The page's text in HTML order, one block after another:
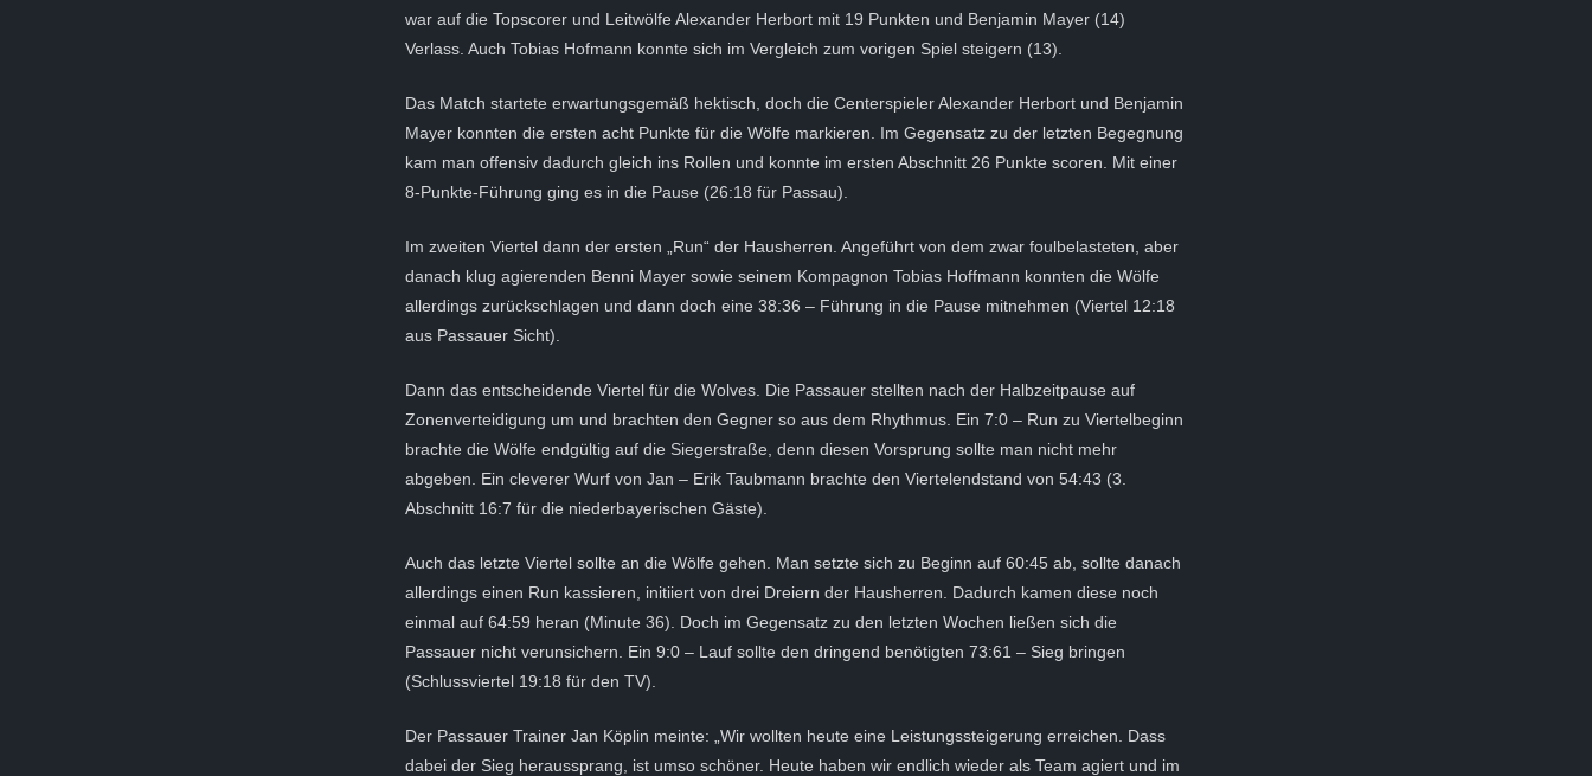
war auf die Topscorer und Leitwölfe Alexander Herbort mit 19 Punkten und Benjamin Mayer (14)
Verlass. Auch Tobias Hofmann konnte sich im Vergleich zum vorigen Spiel steigern (13).
Das Match startete erwartungsgemäß hektisch, doch die Centerspieler Alexander Herbort und Benjamin
Mayer konnten die ersten acht Punkte für die Wölfe markieren. Im Gegensatz zu der letzten Begegnung
kam man offensiv dadurch gleich ins Rollen und konnte im ersten Abschnitt 26 Punkte scoren. Mit einer
8-Punkte-Führung ging es in die Pause (26:18 für Passau).
Im zweiten Viertel dann der ersten „Run“ der Hausherren. Angeführt von dem zwar foulbelasteten, aber
danach klug agierenden Benni Mayer sowie seinem Kompagnon Tobias Hoffmann konnten die Wölfe
allerdings zurückschlagen und dann doch eine 38:36 – Führung in die Pause mitnehmen (Viertel 12:18
aus Passauer Sicht).
Dann das entscheidende Viertel für die Wolves. Die Passauer stellten nach der Halbzeitpause auf
Zonenverteidigung um und brachten den Gegner so aus dem Rhythmus. Ein 7:0 – Run zu Viertelbeginn
brachte die Wölfe endgültig auf die Siegerstraße, denn diesen Vorsprung sollte man nicht mehr
abgeben. Ein cleverer Wurf von Jan – Erik Taubmann brachte den Viertelendstand von 54:43 (3.
Abschnitt 16:7 für die niederbayerischen Gäste).
Auch das letzte Viertel sollte an die Wölfe gehen. Man setzte sich zu Beginn auf 60:45 ab, sollte danach
allerdings einen Run kassieren, initiiert von drei Dreiern der Hausherren. Dadurch kamen diese noch
einmal auf 64:59 heran (Minute 36). Doch im Gegensatz zu den letzten Wochen ließen sich die
Passauer nicht verunsichern. Ein 9:0 – Lauf sollte den dringend benötigten 73:61 – Sieg bringen
(Schlussviertel 19:18 für den TV).
Der Passauer Trainer Jan Köplin meinte: „Wir wollten heute eine Leistungssteigerung erreichen. Dass
dabei der Sieg heraussprang, ist umso schöner. Heute haben wir endlich wieder als Team agiert und im